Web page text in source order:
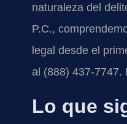
naturaleza del
P.C.,
legal desde el
al (888) 437-7747.
Lo que